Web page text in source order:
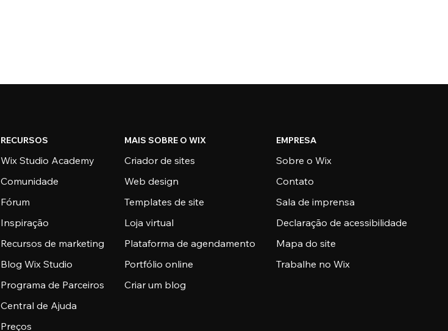
RECURSOS
Wix Studio Academy
Comunidade
Fórum
Inspiração
Recursos de marketing
Blog Wix Studio
Programa de Parceiros
Central de Ajuda
Preços
MAIS SOBRE O WIX
Criador de sites
Web design
Templates de site
Loja virtual
Plataforma de agendamento
Portfólio online
Criar um blog
EMPRESA
Sobre o Wix
Contato
Sala de imprensa
Declaração de acessibilidade
Mapa do site
Trabalhe no Wix